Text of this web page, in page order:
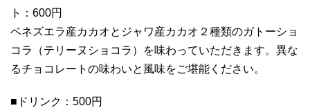
ト：600円
ベネズエラ産カカオとジャワ産カカオ２種類のガトーショ
コラ（テリーヌショコラ）を味わっていただきます。異な
るチョコレートの味わいと風味をご堪能ください。
■ドリンク：500円